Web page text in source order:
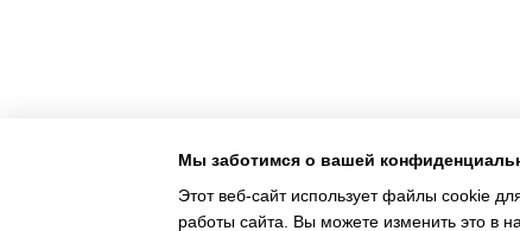
Мы заботимся о вашей
Этот веб-сайт использует файлы cookie
работы сайта. Вы можете изменить это в